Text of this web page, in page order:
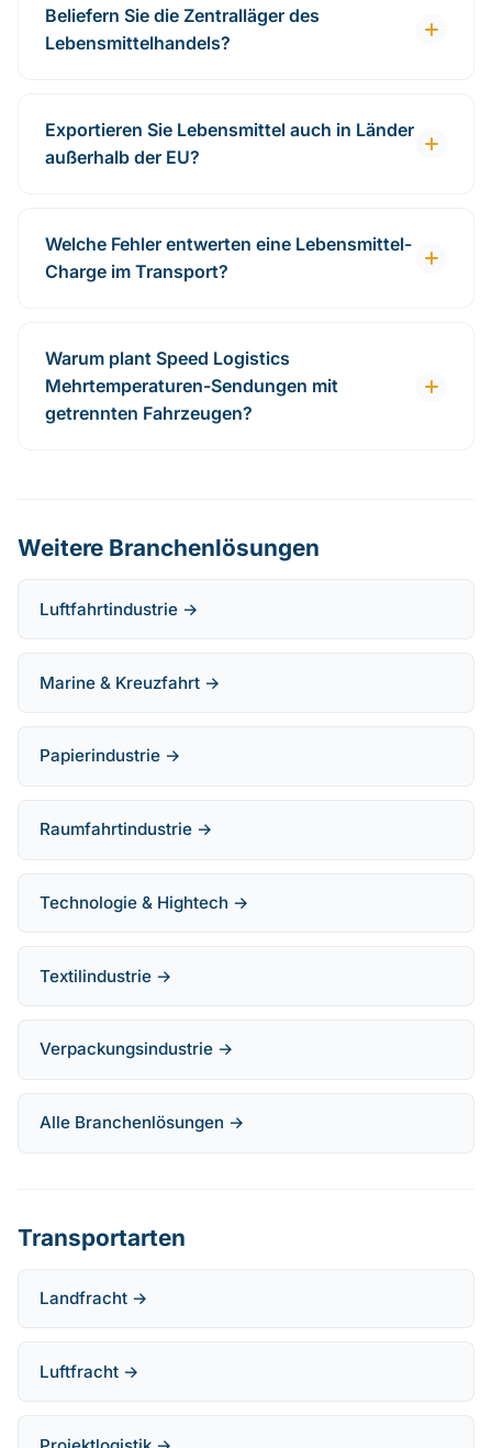
Beliefern Sie die Zentralläger des
Lebensmittelhandels?
Exportieren Sie Lebensmittel auch in Länder
außerhalb der EU?
Welche Fehler entwerten eine Lebensmittel-
Charge im Transport?
Warum plant Speed Logistics
Mehrtemperaturen-Sendungen mit
getrennten Fahrzeugen?
Weitere Branchenlösungen
Luftfahrtindustrie →
Marine & Kreuzfahrt →
Papierindustrie →
Raumfahrtindustrie →
Technologie & Hightech →
Textilindustrie →
Verpackungsindustrie →
Alle Branchenlösungen →
Transportarten
Landfracht →
Luftfracht →